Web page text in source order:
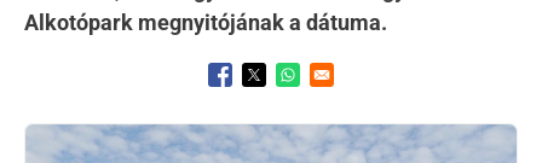
Alkotópark megnyitójának a dátuma.
Opens in a new window
Opens in a new window
Opens in a new window
Kép